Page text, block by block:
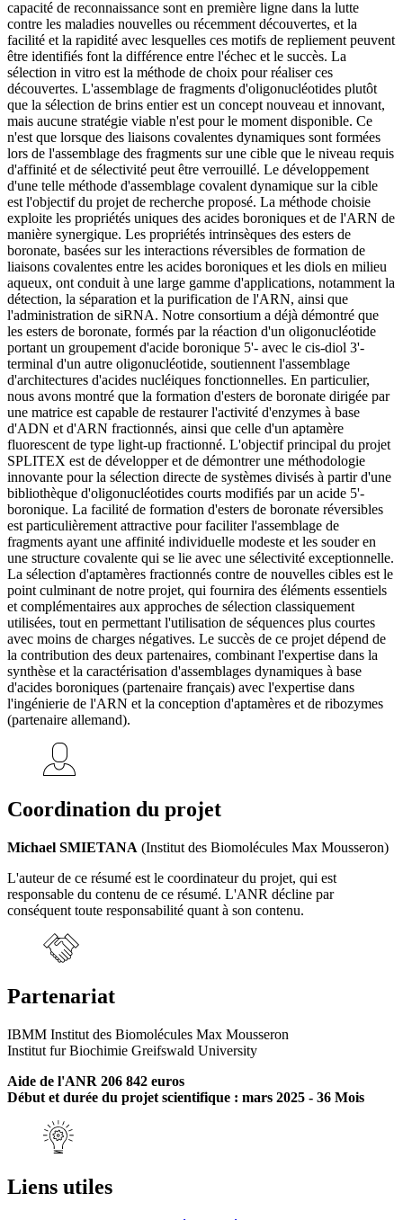
capacité de reconnaissance sont en première ligne dans la lutte
contre les maladies nouvelles ou récemment découvertes, et la
facilité et la rapidité avec lesquelles ces motifs de repliement peuvent
être identifiés font la différence entre l'échec et le succès. La
sélection in vitro est la méthode de choix pour réaliser ces
découvertes. L'assemblage de fragments d'oligonucléotides plutôt
que la sélection de brins entier est un concept nouveau et innovant,
mais aucune stratégie viable n'est pour le moment disponible. Ce
n'est que lorsque des liaisons covalentes dynamiques sont formées
lors de l'assemblage des fragments sur une cible que le niveau requis
d'affinité et de sélectivité peut être verrouillé. Le développement
d'une telle méthode d'assemblage covalent dynamique sur la cible
est l'objectif du projet de recherche proposé. La méthode choisie
exploite les propriétés uniques des acides boroniques et de l'ARN de
manière synergique. Les propriétés intrinsèques des esters de
boronate, basées sur les interactions réversibles de formation de
liaisons covalentes entre les acides boroniques et les diols en milieu
aqueux, ont conduit à une large gamme d'applications, notamment la
détection, la séparation et la purification de l'ARN, ainsi que
l'administration de siRNA. Notre consortium a déjà démontré que
les esters de boronate, formés par la réaction d'un oligonucléotide
portant un groupement d'acide boronique 5'- avec le cis-diol 3'-
terminal d'un autre oligonucléotide, soutiennent l'assemblage
d'architectures d'acides nucléiques fonctionnelles. En particulier,
nous avons montré que la formation d'esters de boronate dirigée par
une matrice est capable de restaurer l'activité d'enzymes à base
d'ADN et d'ARN fractionnés, ainsi que celle d'un aptamère
fluorescent de type light-up fractionné. L'objectif principal du projet
SPLITEX est de développer et de démontrer une méthodologie
innovante pour la sélection directe de systèmes divisés à partir d'une
bibliothèque d'oligonucléotides courts modifiés par un acide 5'-
boronique. La facilité de formation d'esters de boronate réversibles
est particulièrement attractive pour faciliter l'assemblage de
fragments ayant une affinité individuelle modeste et les souder en
une structure covalente qui se lie avec une sélectivité exceptionnelle.
La sélection d'aptamères fractionnés contre de nouvelles cibles est le
point culminant de notre projet, qui fournira des éléments essentiels
et complémentaires aux approches de sélection classiquement
utilisées, tout en permettant l'utilisation de séquences plus courtes
avec moins de charges négatives. Le succès de ce projet dépend de
la contribution des deux partenaires, combinant l'expertise dans la
synthèse et la caractérisation d'assemblages dynamiques à base
d'acides boroniques (partenaire français) avec l'expertise dans
l'ingénierie de l'ARN et la conception d'aptamères et de ribozymes
(partenaire allemand).
Coordination du projet
Michael SMIETANA (Institut des Biomolécules Max Mousseron)
L'auteur de ce résumé est le coordinateur du projet, qui est
responsable du contenu de ce résumé. L'ANR décline par
conséquent toute responsabilité quant à son contenu.
Partenariat
IBMM Institut des Biomolécules Max Mousseron
Institut fur Biochimie Greifswald University
Aide de l'ANR 206 842 euros
Début et durée du projet scientifique : mars 2025 - 36 Mois
Liens utiles